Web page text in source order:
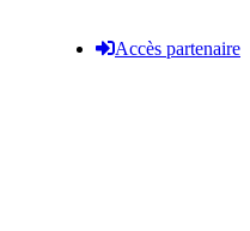
Accès partenaire